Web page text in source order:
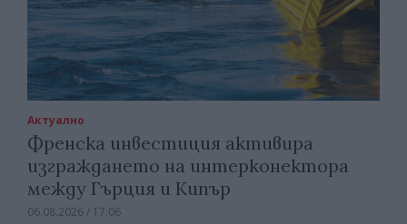
Актуално
Френска инвестиция активира
изграждането на интерконектора
между Гърция и Кипър
06.08.2026 / 17:06